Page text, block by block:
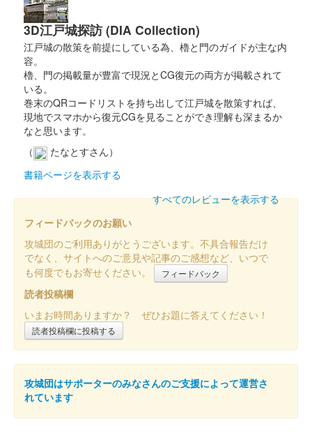
2024年12月21、22日に開催されたお城EXPO 2024の丸岡城 ー
丸岡藩誕生400年記念ーブースにて販売された御城印。22日のみ
販売された。
丸岡城 御城印
販売終了
2024年12月21、22日に開催されたお城EXPO 2024の丸岡城 ー
丸岡藩誕生400年記念ーブースにて販売された御城印。22日のみ
販売された。
販売終了
2024年12月21、22日に開催されたお城EXPO 2024の丸岡城 ー
丸岡藩誕生400年記念ーブースにて販売された御城印。22日のみ
販売された。
丸岡城 御城印
販売終了
2024年12月21、22日に開催されたお城EXPO 2024の丸岡城 ー
丸岡藩誕生400年記念ーブースにて販売された御城印。21日のみ
販売された。
3D江戸城探訪 (DIA Collection)
江戸城の散策を前提にしている為、櫓と門のガイドが主な内
容。
櫓、門の掲載量が豊富で現況とCG復元の両方が掲載されて
いる。
巻末のQRコードリストを持ち出して江戸城を散策すれば、
現地でスマホから復元CGを見ることができ理解も深まるか
なと思います。
（
たなとすさん）
書籍ページを表示する
すべてのレビューを表示する
フィードバックのお願い
攻城団のご利用ありがとうございます。不具合報告だけ
でなく、サイトへのご意見や記事のご感想など、いつで
も何度でもお寄せください。
フィードバック
読者投稿欄
いまお時間ありますか？ ぜひお題に答えてください！
読者投稿欄に投稿する
攻城団はサポーターのみなさんのご支援によって運営さ
れています